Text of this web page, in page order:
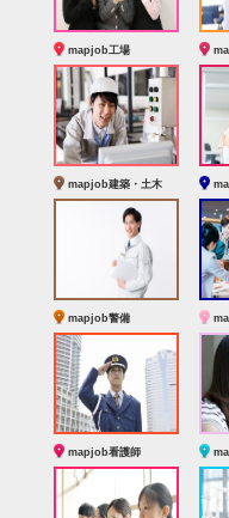
mapjob工場
mapjob建築・土木
mapjob警備
mapjob看護師